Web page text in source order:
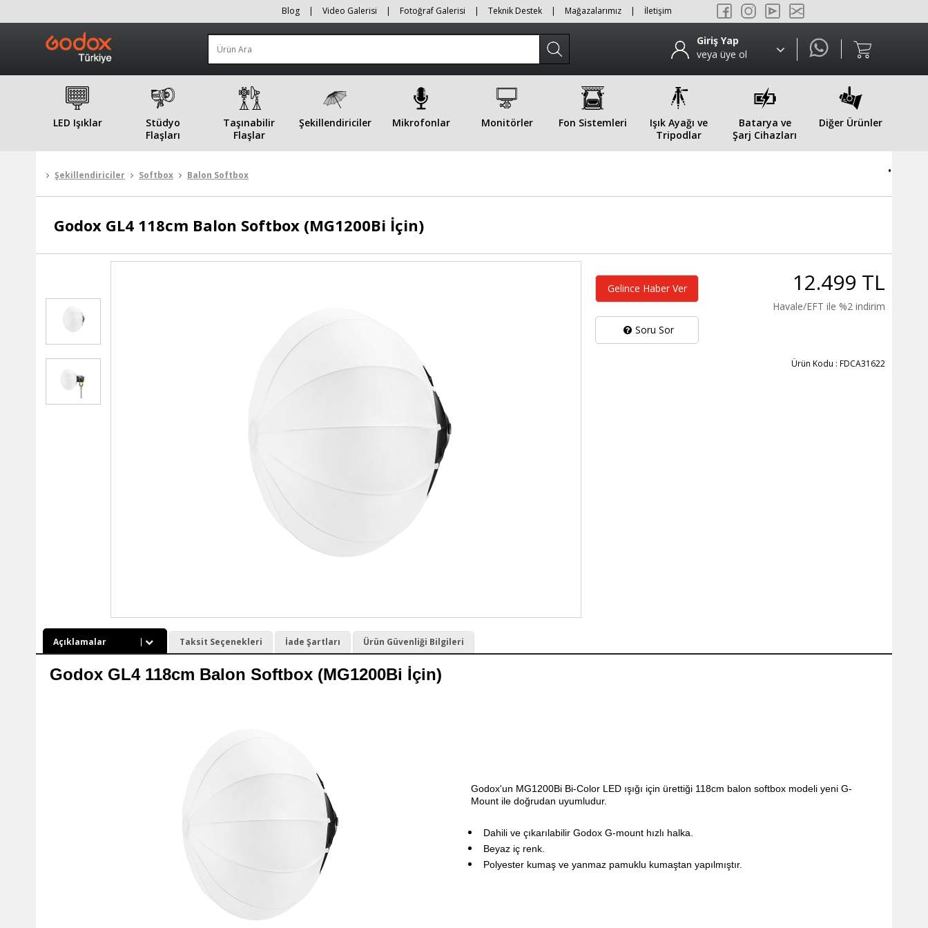
Blog | Video Galerisi | Fotoğraf Galerisi | Teknik Destek | Mağazalarımız | İletişim
Giriş Yap
veya üye ol
LED Işıklar
Stüdyo
Flaşları
Taşınabilir
Flaşlar
Şekillendiriciler Mikrofonlar Monitörler Fon Sistemleri
Işık Ayağı ve
Tripodlar
Batarya ve
Şarj Cihazları
Diğer Ürünler
.
Şekillendiriciler Softbox Balon Softbox
Godox GL4 118cm Balon Softbox (MG1200Bi İçin)
Gelince Haber Ver
Soru Sor
12.499 TL
Havale/EFT ile %2 indirim
Ürün Kodu : FDCA31622
Açıklamalar Taksit Seçenekleri İade Şartları Ürün Güvenliği Bilgileri
Godox GL4 118cm Balon Softbox (MG1200Bi İçin)
Godox'un MG1200Bi Bi-Color LED ışığı için ürettiği 118cm balon softbox modeli yeni G-
Mount ile doğrudan uyumludur.
Dahili ve çıkarılabilir Godox G-mount hızlı halka.
Beyaz iç renk.
Polyester kumaş ve yanmaz pamuklu kumaştan yapılmıştır.